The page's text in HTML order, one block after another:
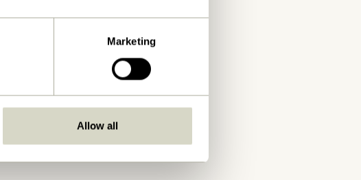
Marketing
Allow all